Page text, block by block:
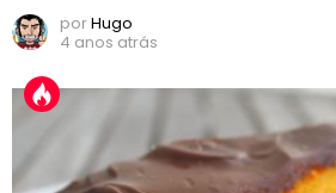
porHugo
4 anos atrás